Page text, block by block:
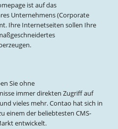
ist auf das
Unternehmens (Corporate
Ihre Internetseiten sollen Ihre
Sie ohne
immer direkten Zugriff auf
vieles mehr. Contao hat sich in
einem der beliebtesten CMS-
entwickelt.